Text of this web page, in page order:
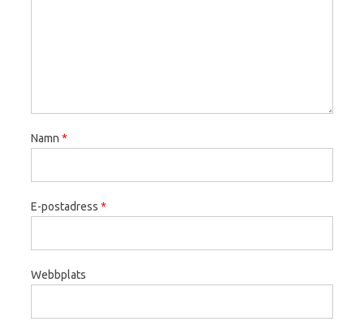
Namn *
E-postadress *
Webbplats